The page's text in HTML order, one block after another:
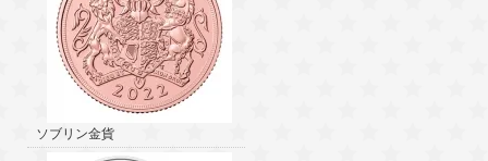
ソブリン金貨